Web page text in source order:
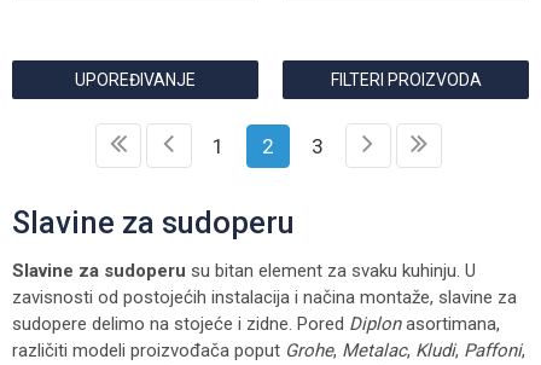
UPOREĐIVANJE FILTERI PROIZVODA
1 2 3
Slavine za sudoperu
Slavine za sudoperu su bitan element za svaku kuhinju. U
zavisnosti od postojećih instalacija i načina montaže, slavine za
sudopere delimo na stojeće i zidne. Pored Diplonasortimana,
različiti modeli proizvođača poput Grohe, Metalac, Kludi, Paffoni,